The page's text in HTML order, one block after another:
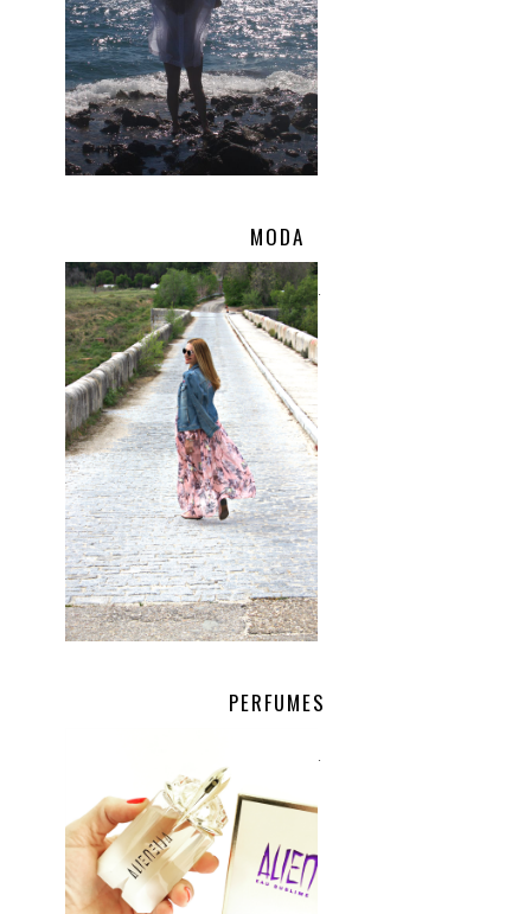
MODA
PERFUMES